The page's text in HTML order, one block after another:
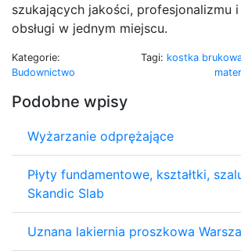
szukających jakości, profesjonalizmu
obsługi w jednym miejscu.
Kategorie:
Budownictwo
Tagi: kostka
Podobne wpisy
Wyżarzanie odprężające
Płyty fundamentowe, kształtki,
Skandic Slab
Uznana lakiernia proszkowa